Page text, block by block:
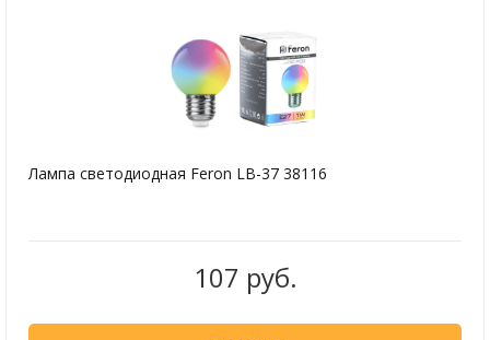
Лампа светодиодная Feron LB-37 38116
107 руб.